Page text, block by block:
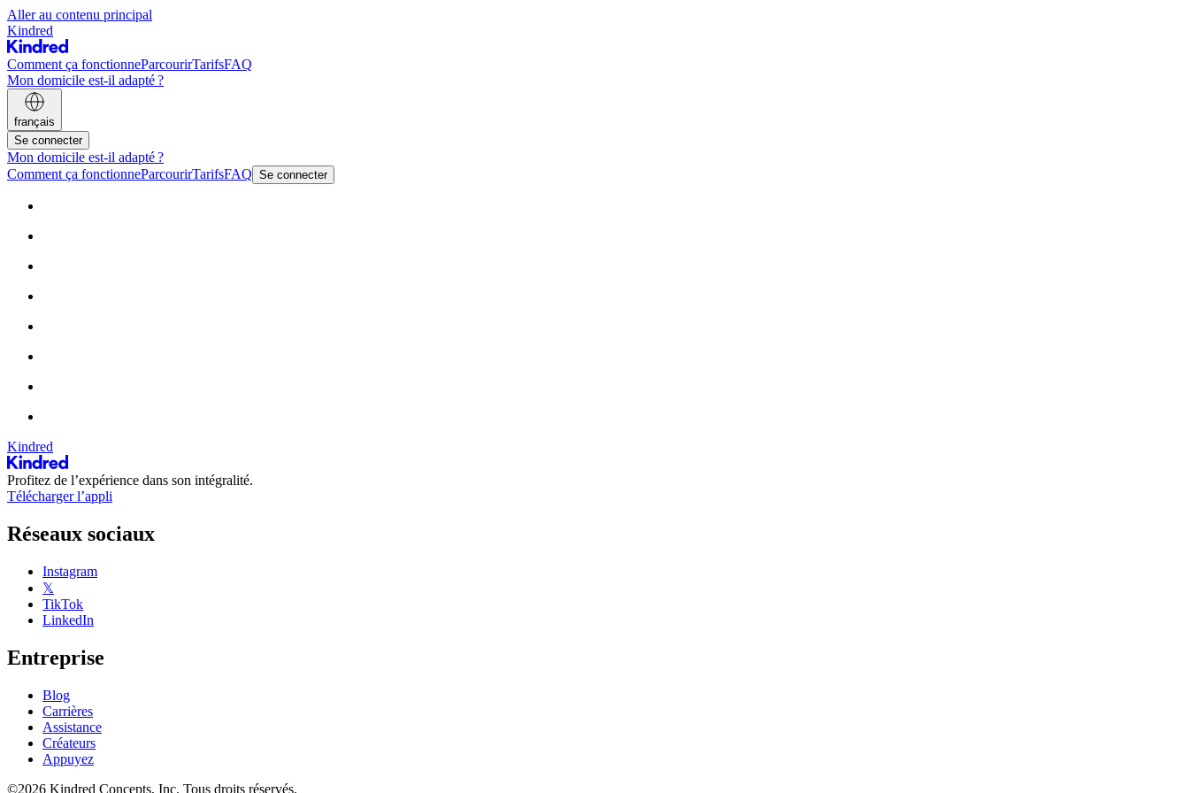
Aller au contenu principal
Kindred
Comment ça fonctionneParcourirTarifsFAQ
Mon domicile est-il adapté ?
français
Se connecter
Mon domicile est-il adapté ?
Comment ça fonctionneParcourirTarifsFAQ Se connecter
Kindred
Profitez de l’expérience dans son intégralité.
Télécharger l’appli
Réseaux sociaux
Instagram
𝕏
TikTok
LinkedIn
Entreprise
Blog
Carrières
Assistance
Créateurs
Appuyez
©2026 Kindred Concepts, Inc. Tous droits réservés.